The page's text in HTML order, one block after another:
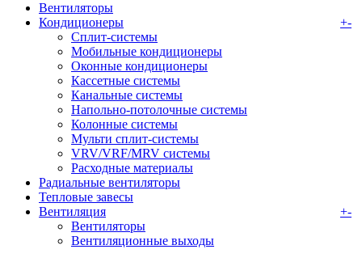
Вентиляторы
Кондиционеры
+-
Сплит-системы
Мобильные кондиционеры
Оконные кондиционеры
Кассетные системы
Канальные системы
Напольно-потолочные системы
Колонные системы
Мульти сплит-системы
VRV/VRF/MRV системы
Расходные материалы
Радиальные вентиляторы
Тепловые завесы
Вентиляция
+-
Вентиляторы
Вентиляционные выходы